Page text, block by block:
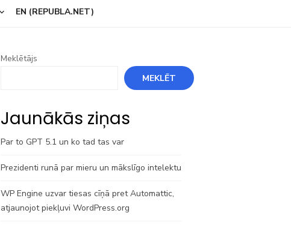
EN (REPUBLA.NET)
Meklētājs
MEKLĒT
Jaunākās ziņas
Par to GPT 5.1 un ko tad tas var
Prezidenti runā par mieru un mākslīgo intelektu
WP Engine uzvar tiesas cīņā pret Automattic,
atjaunojot piekļuvi WordPress.org